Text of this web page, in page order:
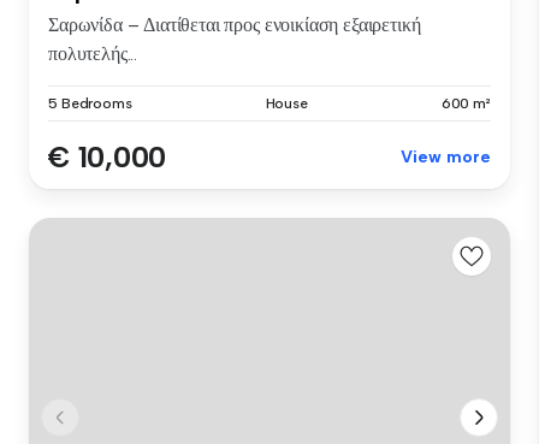
Σαρωνίδα – Διατίθεται προς ενοικίαση εξαιρετική
πολυτελής...
5 Bedrooms House 600 m²
€ 10,000 View more